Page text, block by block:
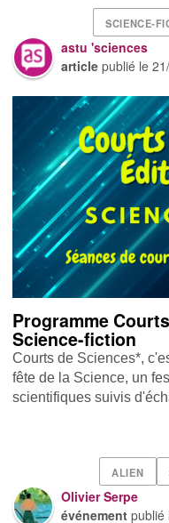
SCIENCE-
astu 'sciences
article publié le
Programme
Science-fiction
Courts de Sciences*,
fête de la Science, un
scientifiques suivis
ALIEN
Olivier Serpe
événement publié